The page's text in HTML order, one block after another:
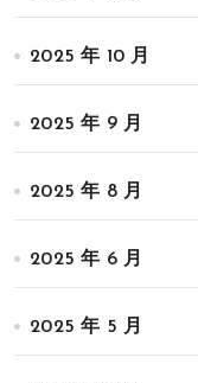
2025 年 10 月
2025 年 9 月
2025 年 8 月
2025 年 6 月
2025 年 5 月